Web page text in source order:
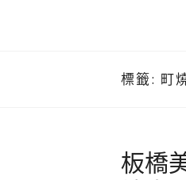
標籤: 町
板橋